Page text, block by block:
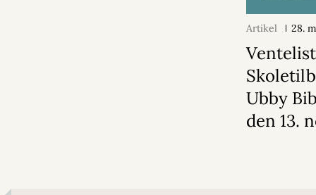
Artikel 28.
Ubby
den 13.